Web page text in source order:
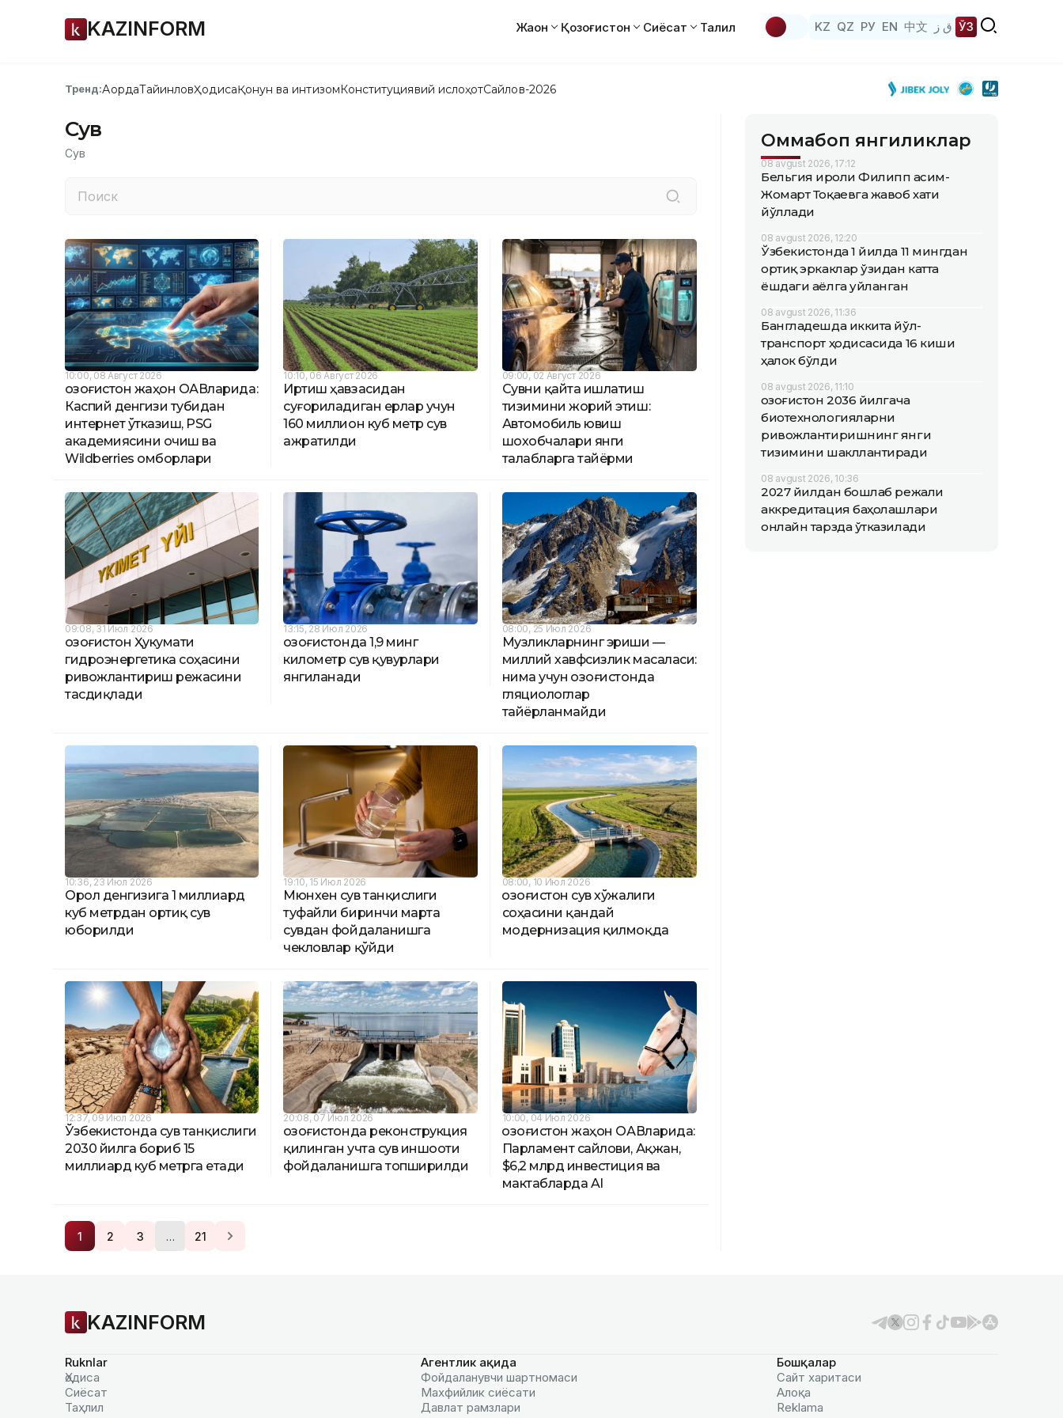
KAZINFORM Жаҳон Қозоғистон Сиёсат Таҳлил KZ QZ РУ EN 中文 ق ز ЎЗ
Тренд:АқордаТайинловҲодисаҚонун ва интизомКонституциявий ислоҳотСайлов-2026
Сув
Сув
10:00, 08 Август 2026
Қозоғистон жаҳон ОАВларида:
Каспий денгизи тубидан
интернет ўтказиш, PSG
академиясини очиш ва
Wildberries омборлари
10:10, 06 Август 2026
Иртиш ҳавзасидан
суғориладиган ерлар учун
160 миллион куб метр сув
ажратилди
09:00, 02 Август 2026
Сувни қайта ишлатиш
тизимини жорий этиш:
Автомобиль ювиш
шохобчалари янги
талабларга тайёрми
09:08, 31 Июл 2026
Қозоғистон Ҳукумати
гидроэнергетика соҳасини
ривожлантириш режасини
тасдиқлади
13:15, 28 Июл 2026
Қозоғистонда 1,9 минг
километр сув қувурлари
янгиланади
08:00, 25 Июл 2026
Музликларнинг эриши —
миллий хавфсизлик масаласи:
нима учун Қозоғистонда
гляциологлар
тайёрланмайди
10:36, 23 Июл 2026
Орол денгизига 1 миллиард
куб метрдан ортиқ сув
юборилди
19:10, 15 Июл 2026
Мюнхен сув танқислиги
туфайли биринчи марта
сувдан фойдаланишга
чекловлар қўйди
08:00, 10 Июл 2026
Қозоғистон сув хўжалиги
соҳасини қандай
модернизация қилмоқда
12:37, 09 Июл 2026
Ўзбекистонда сув танқислиги
2030 йилга бориб 15
миллиард куб метрга етади
20:08, 07 Июл 2026
Қозоғистонда реконструкция
қилинган учта сув иншооти
фойдаланишга топширилди
10:00, 04 Июл 2026
Қозоғистон жаҳон ОАВларида:
Парламент сайлови, Ақжан,
$6,2 млрд инвестиция ва
мактабларда AI
1 2 3 … 21
Оммабоп янгиликлар
08 avgust 2026, 17:12
Бельгия Қироли Филипп Қасим-
Жомарт Тоқаевга жавоб хати
йўллади
08 avgust 2026, 12:20
Ўзбекистонда 1 йилда 11 мингдан
ортиқ эркаклар ўзидан катта
ёшдаги аёлга уйланган
08 avgust 2026, 11:36
Бангладешда иккита йўл-
транспорт ҳодисасида 16 киши
ҳалок бўлди
08 avgust 2026, 11:10
Қозоғистон 2036 йилгача
биотехнологияларни
ривожлантиришнинг янги
тизимини шакллантиради
08 avgust 2026, 10:36
2027 йилдан бошлаб режали
аккредитация баҳолашлари
онлайн тарзда ўтказилади
KAZINFORM
Ruknlar
Ҳодиса
Сиёсат
Таҳлил
Агентлик ҳақида
Фойдаланувчи шартномаси
Махфийлик сиёсати
Давлат рамзлари
Бошқалар
Сайт харитаси
Алоқа
Reklamа